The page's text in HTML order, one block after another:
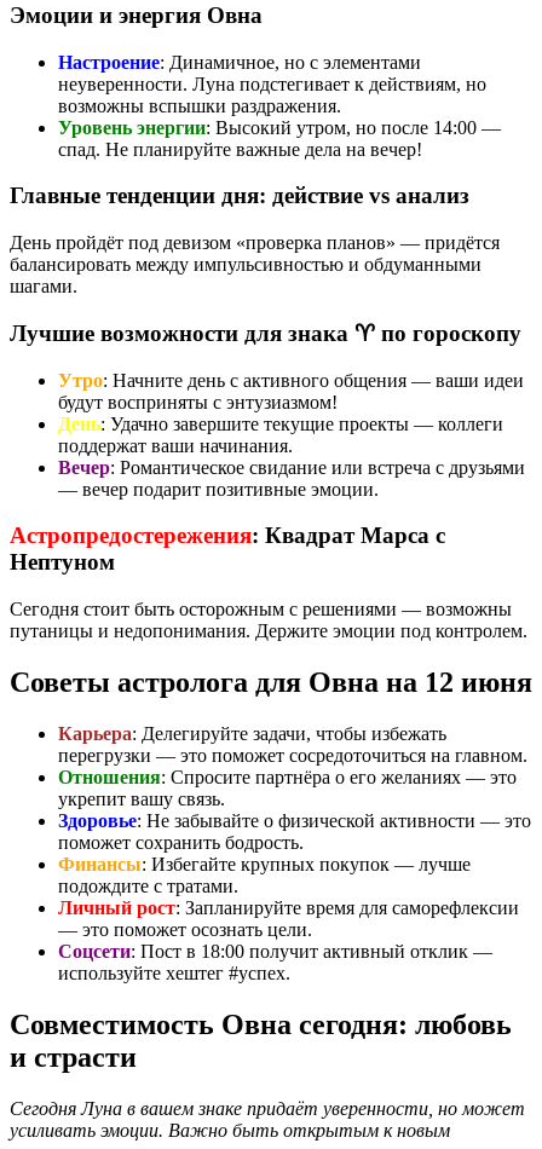
Эмоции и энергия Овна
Настроение: Динамичное, но с элементами
неуверенности. Луна подстегивает к действиям, но
возможны вспышки раздражения.
Уровень энергии: Высокий утром, но после 14:00 —
спад. Не планируйте важные дела на вечер!
Главные тенденции дня: действие vs анализ
День пройдёт под девизом «проверка планов» — придётся
балансировать между импульсивностью и обдуманными
шагами.
Лучшие возможности для знака ♈ по гороскопу
Утро: Начните день с активного общения — ваши идеи
будут восприняты с энтузиазмом!
День: Удачно завершите текущие проекты — коллеги
поддержат ваши начинания.
Вечер: Романтическое свидание или встреча с друзьями
— вечер подарит позитивные эмоции.
Астропредостережения: Квадрат Марса с
Нептуном
Сегодня стоит быть осторожным с решениями — возможны
путаницы и недопонимания. Держите эмоции под контролем.
Советы астролога для Овна на 12 июня
Карьера: Делегируйте задачи, чтобы избежать
перегрузки — это поможет сосредоточиться на главном.
Отношения: Спросите партнёра о его желаниях — это
укрепит вашу связь.
Здоровье: Не забывайте о физической активности — это
поможет сохранить бодрость.
Финансы: Избегайте крупных покупок — лучше
подождите с тратами.
Личный рост: Запланируйте время для саморефлексии
— это поможет осознать цели.
Соцсети: Пост в 18:00 получит активный отклик —
используйте хештег #успех.
Совместимость Овна сегодня: любовь
и страсти
Сегодня Луна в вашем знаке придаёт уверенности, но может
усиливать эмоции. Важно быть открытым к новым